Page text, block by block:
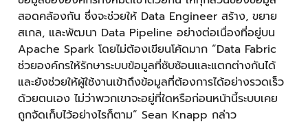
สอดคล้องกัน ซึ่งจะช่วยให้ Data Engineer สร้าง, ขยาย
สเกล, และพัฒนา Data Pipeline อย่างต่อเนื่องที่อยู่บน
Apache Spark โดยไม่ต้องเขียนโค้ดมาก “Data Fabric
ช่วยองค์กรให้รักษาระบบข้อมูลที่ซับซ้อนและแตกต่างกันได้
และยังช่วยให้ผู้ใช้งานเข้าถึงข้อมูลที่ต้องการได้อย่างรวดเร็ว
ด้วยตนเอง ไม่ว่าพวกเขาจะอยู่ที่ใดหรือก่อนหน้านี้ระบบเคย
ถูกจัดเก็บไว้อย่างไรก็ตาม” Sean Knapp กล่าว